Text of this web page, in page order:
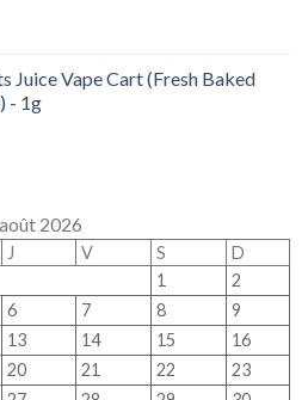
Juice Vape Cart (Fresh Baked
- 1g
août 2026
J V S
D
1
2
6 7 8
9
13 14 15
16
20 21 22
23